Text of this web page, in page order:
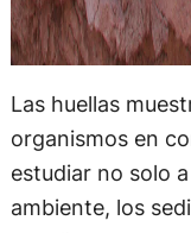
Las huellas
organismos en
estudiar no solo
ambiente, los